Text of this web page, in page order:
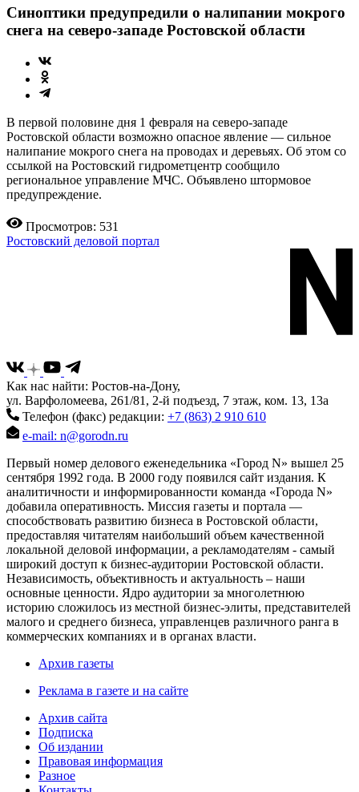
Синоптики предупредили о налипании мокрого
снега на северо-западе Ростовской области
В первой половине дня 1 февраля на северо-западе
Ростовской области возможно опасное явление — сильное
налипание мокрого снега на проводах и деревьях. Об этом со
ссылкой на Ростовский гидрометцентр сообщило
региональное управление МЧС. Объявлено штормовое
предупреждение.
Просмотров: 531
Ростовский деловой портал
Как нас найти: Ростов-на-Дону,
ул. Варфоломеева, 261/81, 2-й подъезд, 7 этаж, ком. 13, 13а
Телефон (факс) редакции: +7 (863) 2 910 610
e-mail: n@gorodn.ru
Первый номер делового еженедельника «Город N» вышел 25
сентября 1992 года. В 2000 году появился сайт издания. К
аналитичности и информированности команда «Города N»
добавила оперативность. Миссия газеты и портала —
способствовать развитию бизнеса в Ростовской области,
предоставляя читателям наибольший объем качественной
локальной деловой информации, а рекламодателям - самый
широкий доступ к бизнес-аудитории Ростовской области.
Независимость, объективность и актуальность – наши
основные ценности. Ядро аудитории за многолетнюю
историю сложилось из местной бизнес-элиты, представителей
малого и среднего бизнеса, управленцев различного ранга в
коммерческих компаниях и в органах власти.
Архив газеты
Реклама в газете и на сайте
Архив сайта
Подписка
Об издании
Правовая информация
Разное